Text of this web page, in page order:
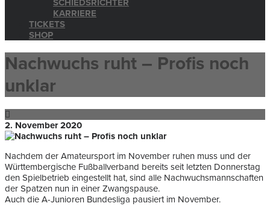
SCHIEDSRICHTER
KARRIERE
TICKETS
SHOP
Nachwuchs ruht – Profis noch
unklar
2. November 2020
Nachdem der Amateursport im November ruhen muss und der
Württembergische Fußballverband bereits seit letzten Donnerstag
den Spielbetrieb eingestellt hat, sind alle Nachwuchsmannschaften
der Spatzen nun in einer Zwangspause.
Auch die A-Junioren Bundesliga pausiert im November.